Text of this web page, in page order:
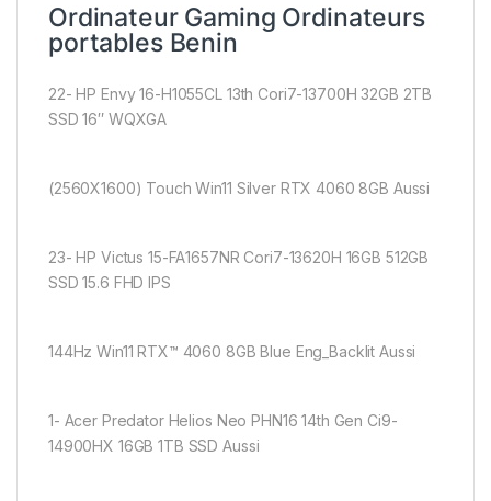
Ordinateur Gaming Ordinateurs
portables Benin
22- HP Envy 16-H1055CL 13th Cori7-13700H 32GB 2TB
SSD 16″ WQXGA
(2560X1600) Touch Win11 Silver RTX 4060 8GB Aussi
23- HP Victus 15-FA1657NR Cori7-13620H 16GB 512GB
SSD 15.6 FHD IPS
144Hz Win11 RTX™ 4060 8GB Blue Eng_Backlit Aussi
1- Acer Predator Helios Neo PHN16 14th Gen Ci9-
14900HX 16GB 1TB SSD Aussi